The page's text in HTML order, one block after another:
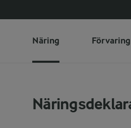
Näring Förvaring